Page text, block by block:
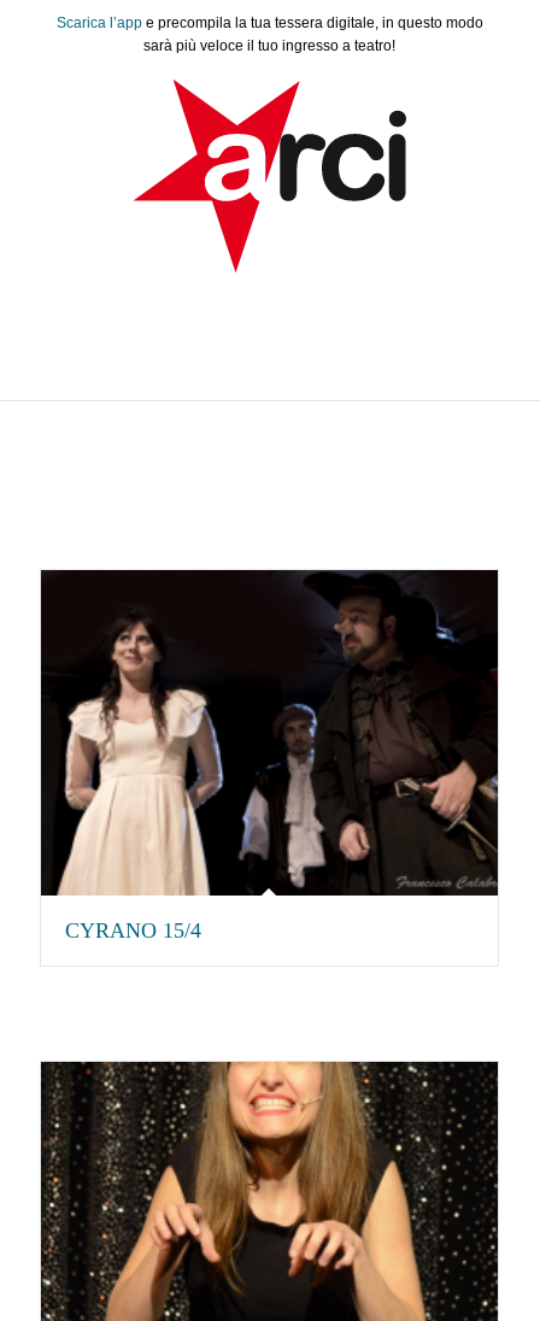
Scarica l’appe precompila la tua tessera digitale, in questo modo
sarà più veloce il tuo ingresso a teatro!
CYRANO 15/4